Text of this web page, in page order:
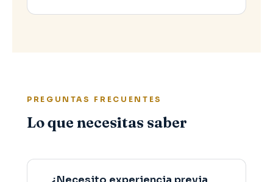
PREGUNTAS FRECUENTES
Lo que necesitas saber